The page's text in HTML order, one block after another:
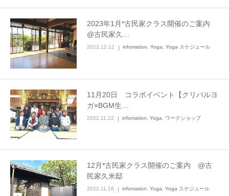
2023年1月*古民家クラス開催のご案内
@古民家久…
2022.12.12 infomation Yoga Yoga スケジュール
11月20日 コラボイベント【クリパルヨ
ガ×BGM生…
2022.11.22 infomation Yoga ワークショップ
12月*古民家クラス開催のご案内 @古
民家久米邸
2022.11.16 infomation Yoga Yoga スケジュール
プログラム&料金
ご予約
ブログ